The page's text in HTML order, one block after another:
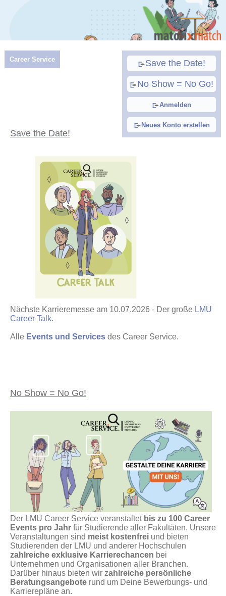
Save the Date!
No Show = No Go!
Anmelden
Neues Konto erstellen
Career Service
Save the Date!
Nächste Karrieremesse am 10.07.2026 - Der große LMU
Career Talk.
Alle Events und Services des Career Service.
No Show = No Go!
Der LMU Career Service veranstaltet bis zu 100 Career
Events pro Jahr für Studierende aller Fakultäten. Unsere
Veranstaltungen sind meist kostenfrei und bieten
Studierenden der LMU und anderer Hochschulen
zahlreiche exklusive Karrierechancen bei
Unternehmen und Organisationen aller Branchen.
Darüber hinaus bieten wir zahlreiche persönliche
Beratungsangebote rund um Deine Bewerbungs- und
Karrierepläne an.